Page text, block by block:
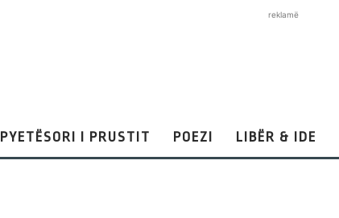
reklamë
PYETËSORI I PRUSTIT POEZI LIBËR & IDE